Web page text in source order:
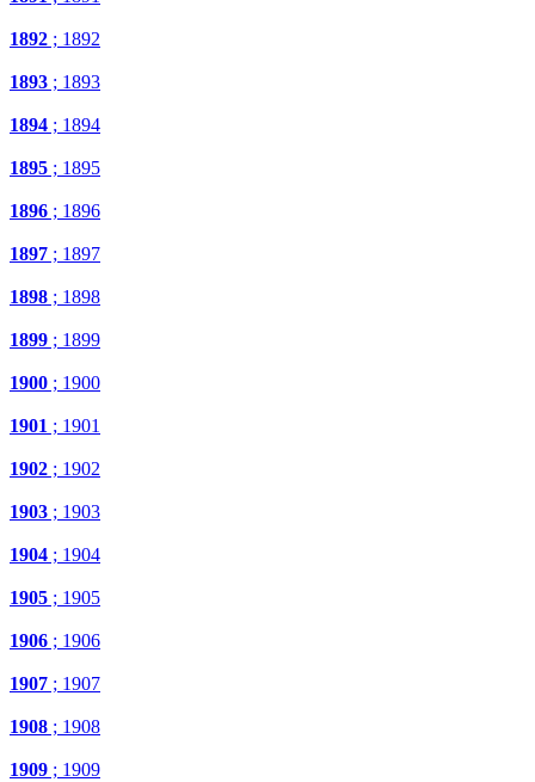
1892 ; 1892
1893 ; 1893
1894 ; 1894
1895 ; 1895
1896 ; 1896
1897 ; 1897
1898 ; 1898
1899 ; 1899
1900 ; 1900
1901 ; 1901
1902 ; 1902
1903 ; 1903
1904 ; 1904
1905 ; 1905
1906 ; 1906
1907 ; 1907
1908 ; 1908
1909 ; 1909